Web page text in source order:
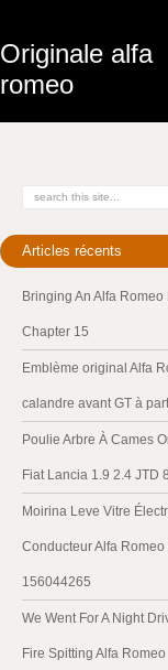
Originale alfa
romeo
Articles récents
Bringing An Alfa
Chapter 15
Emblème original Alfa
calandre avant GT à
Poulie Arbre À Cames
Fiat Lancia 1.9 2.4 JTD
Moirina Leve Vitre
Conducteur Alfa Romeo
156044265
We Went For A Night
Fire Spitting Alfa Romeo